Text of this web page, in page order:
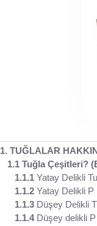
1. TUĞLALAR
1.1 Tuğla Çeşitleri?
1.1.1 Yatay Delikli
1.1.2 Yatay Delikli P
1.1.3 Düşey Delikli
1.1.4Düşey delikli P